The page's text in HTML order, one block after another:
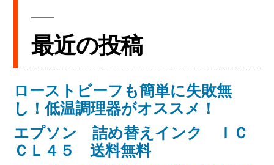
最近の投稿
ローストビーフも簡単に失敗無
し！低温調理器がオススメ！
エプソン 詰め替えインク ＩＣ
ＣＬ４５ 送料無料